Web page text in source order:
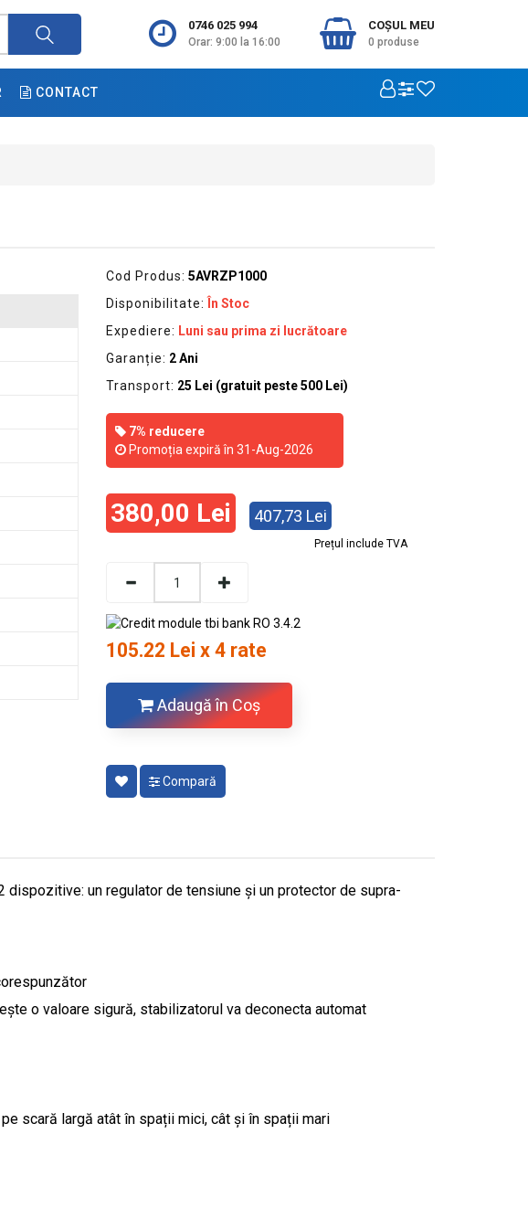
0746 025 994
Orar: 9:00 la 16:00
COŞUL MEU
0 produse
CONTACT
Cod Produs: 5AVRZP1000
Disponibilitate:
În Stoc
Expediere: Luni sau prima zi lucrătoare
Garanție: 2 Ani
Transport: 25 Lei (gratuit peste 500 Lei)
7% reducere
Promoția expiră în 31-Aug-2026
380,00 Lei 407,73 Lei
Prețul include TVA
105.22 Lei x 4 rate
Adaugă în Coş
Compară
dispozitive: un regulator de tensiune și un protector de supra-
o valoare sigură, stabilizatorul va deconecta automat
scară largă atât în ​​spații mici, cât și în spații mari